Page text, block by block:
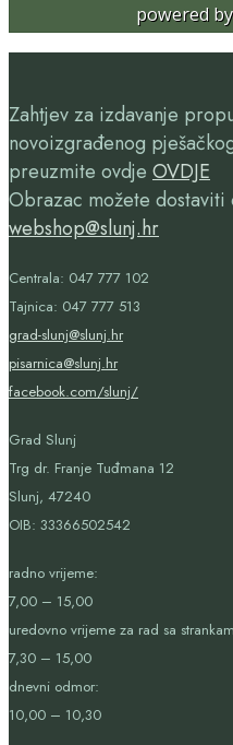
powered by
Zahtjev za izdavanje
novoizgrađenog
preuzmite ovdje OVDJE
Obrazac možete
webshop@slunj.hr
Centrala: 047 777 102
Tajnica: 047 777 513
grad-slunj@slunj.hr
pisarnica@slunj.hr
facebook.com/slunj/
Grad Slunj
Trg dr. Franje Tuđmana 12
Slunj, 47240
OIB: 33366502542
radno vrijeme:
7,00 – 15,00
uredovno vrijeme za rad sa
7,30 – 15,00
dnevni odmor:
10,00 – 10,30